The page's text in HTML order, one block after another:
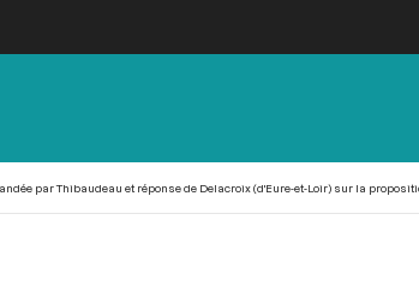
par Thibaudeau et réponse de Delacroix (d'Eure-et-Loir) sur la